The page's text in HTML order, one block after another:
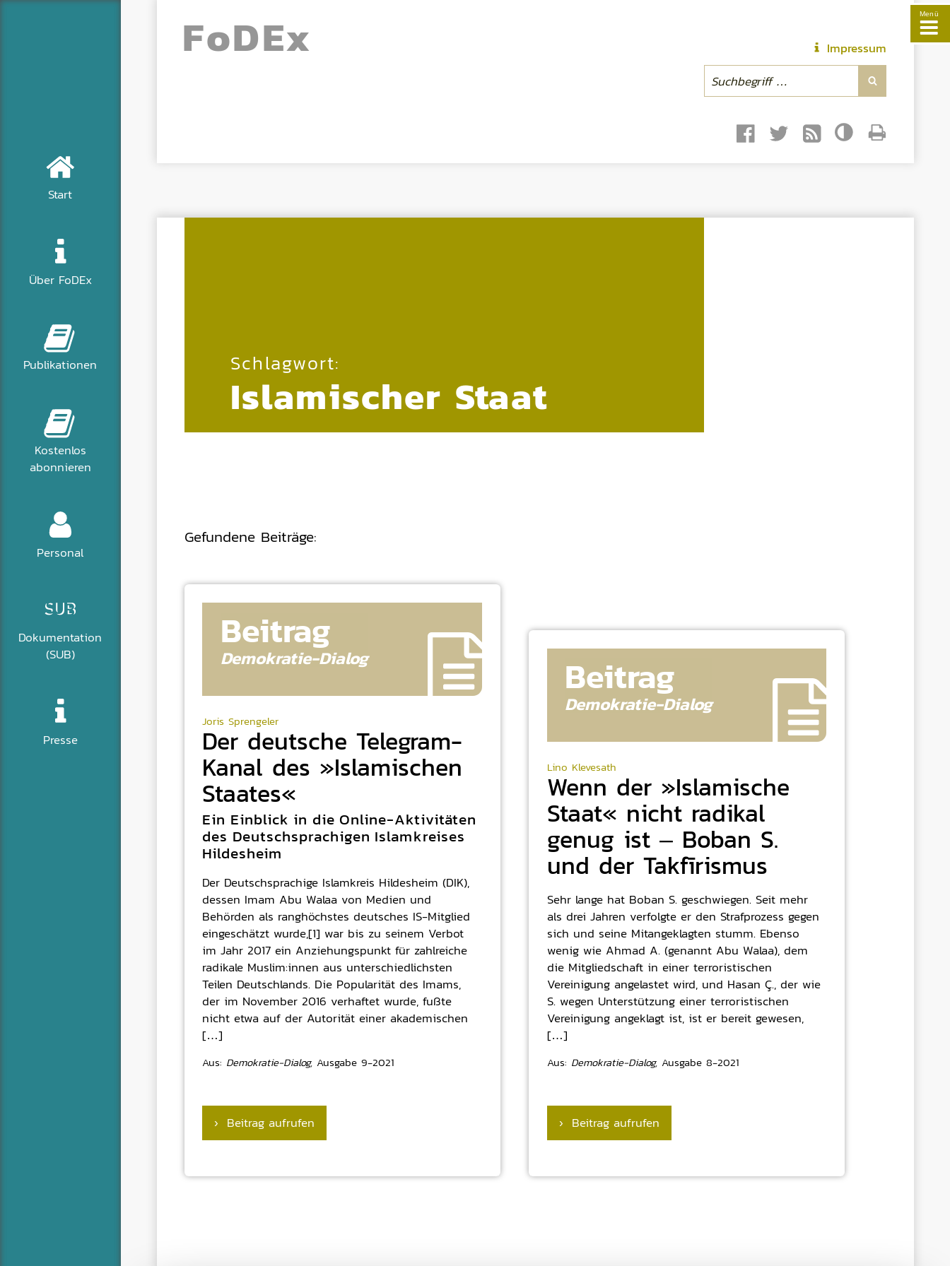
Start
Über FoDEx
Publikationen
Kostenlos
abonnieren
Personal
Dokumentation
(SUB)
Presse
Menü
Impressum
FoDEx
Schlagwort:
Islamischer Staat
Gefundene Beiträge:
Beitrag
Demokratie-Dialog
Joris Sprengeler
Der deutsche Telegram-
Kanal des »Islamischen
Staates«
Ein Einblick in die Online-Aktivitäten
des Deutschsprachigen Islamkreises
Hildesheim
Der Deutschsprachige Islamkreis Hildesheim (DIK),
dessen Imam Abu Walaa von Medien und
Behörden als ranghöchstes deutsches IS-Mitglied
eingeschätzt wurde,[1] war bis zu seinem Verbot
im Jahr 2017 ein Anziehungspunkt für zahlreiche
radikale Muslim:innen aus unterschiedlichsten
Teilen Deutschlands. Die Popularität des Imams,
der im November 2016 verhaftet wurde, fußte
nicht etwa auf der Autorität einer akademischen
[…]
Aus: Demokratie-Dialog, Ausgabe 9-2021
› Beitrag aufrufen
Beitrag
Demokratie-Dialog
Lino Klevesath
Wenn der »Islamische
Staat« nicht radikal
genug ist – Boban S.
und der Takfīrismus
Sehr lange hat Boban S. geschwiegen. Seit mehr
als drei Jahren verfolgte er den Strafprozess gegen
sich und seine Mitangeklagten stumm. Ebenso
wenig wie Ahmad A. (genannt Abu Walaa), dem
die Mitgliedschaft in einer terroristischen
Vereinigung angelastet wird, und Hasan Ç., der wie
S. wegen Unterstützung einer terroristischen
Vereinigung angeklagt ist, ist er bereit gewesen,
[…]
Aus: Demokratie-Dialog,Ausgabe 8-2021
› Beitrag aufrufen